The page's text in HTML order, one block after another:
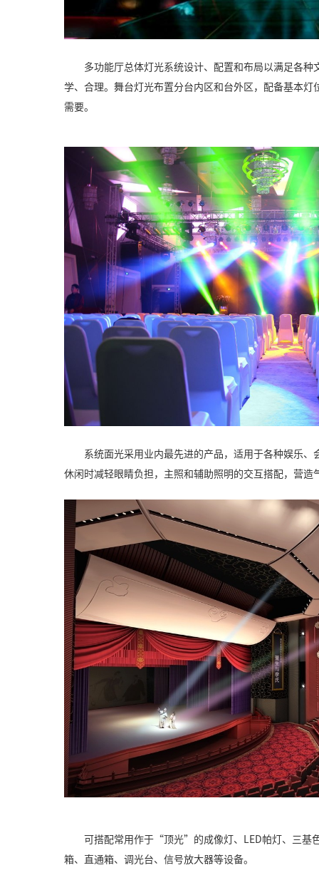
多功能厅总体灯光系统设计、配置和布局以满足各
学、合理。舞台灯光布置分台内区和台外区，配备基本
需要。
系统面光采用业内最先进的产品，适用于各种娱乐
休闲时减轻眼睛负担，主照和辅助照明的交互搭配，营造
可搭配常用作于“顶光”的成像灯、LED帕灯、三基
箱、直通箱、调光台、信号放大器等设备。